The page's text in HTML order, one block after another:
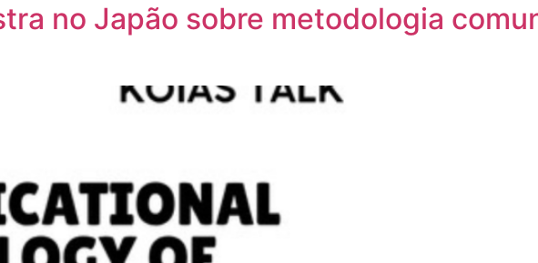
no Japão sobre metodologia